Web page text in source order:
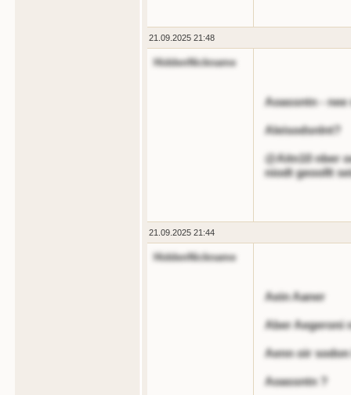
21.09.2025 21:48
HiddenNickname
Aoassntn -
Aleisodsnlnt?
@Aitn10 nber
niodt geoollt
21.09.2025 21:44
HiddenNickname
Aein Aaner
Aber Aegeroni
Aenn oir
Aoassntn ?